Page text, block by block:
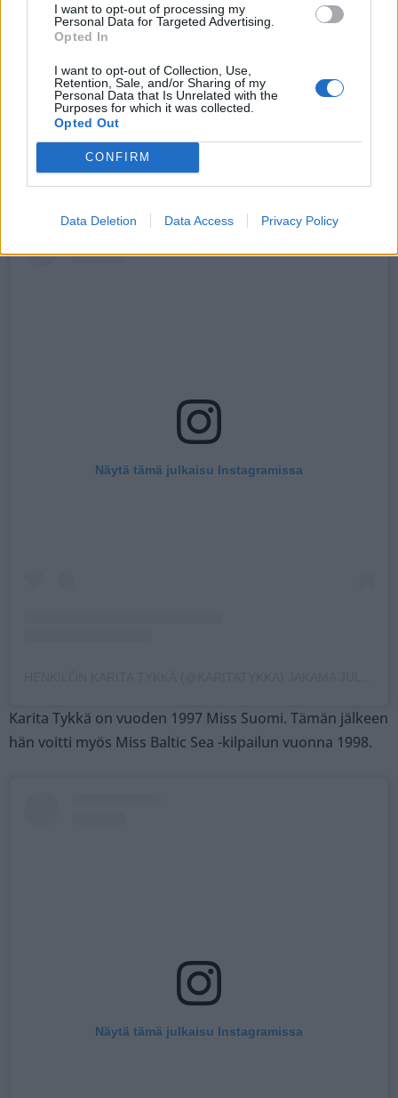
I want to opt-out of processing my
Personal Data for Targeted Advertising.
Opted In
I want to opt-out of Collection, Use,
Retention, Sale, and/or Sharing of my
Personal Data that Is Unrelated with the
Purposes for which it was collected.
Opted Out
CONFIRM
Data Deletion Data Access Privacy Policy
Kuva: AOP
Näytä tämä julkaisu Instagramissa
Karita Tykkä on vuoden 1997 Miss Suomi. Tämän jälkeen
hän voitti myös Miss Baltic Sea -kilpailun vuonna 1998.
Näytä tämä julkaisu Instagramissa